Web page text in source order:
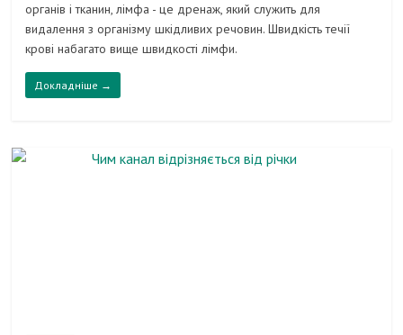
органів і тканин, лімфа - це дренаж, який служить для
видалення з організму шкідливих речовин. Швидкість течії
крові набагато вище швидкості лімфи.
Докладніше →